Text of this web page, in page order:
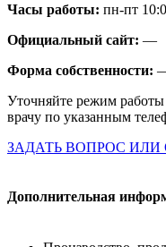
Часы работы: пн-пт
Официальный сайт: —
Форма собственности:
Уточняйте режим
врачу по указанным
ЗАДАТЬ ВОПРОС ИЛИ
Дополнительная